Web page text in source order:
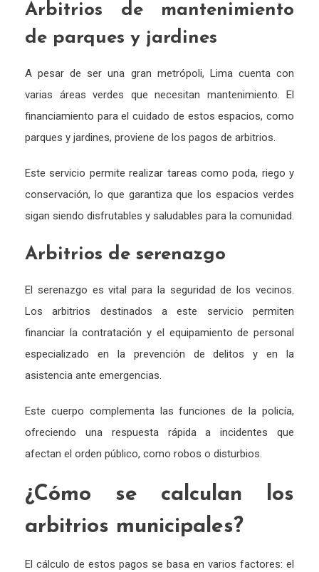
Arbitrios de mantenimiento
de parques y jardines
A pesar de ser una gran metrópoli, Lima cuenta con
varias áreas verdes que necesitan mantenimiento. El
financiamiento para el cuidado de estos espacios, como
parques y jardines, proviene de los pagos de arbitrios.
Este servicio permite realizar tareas como poda, riego y
conservación, lo que garantiza que los espacios verdes
sigan siendo disfrutables y saludables para la comunidad.
Arbitrios de serenazgo
El serenazgo es vital para la seguridad de los vecinos.
Los arbitrios destinados a este servicio permiten
financiar la contratación y el equipamiento de personal
especializado en la prevención de delitos y en la
asistencia ante emergencias.
Este cuerpo complementa las funciones de la policía,
ofreciendo una respuesta rápida a incidentes que
afectan el orden público, como robos o disturbios.
¿Cómo se calculan los
arbitrios municipales?
El cálculo de estos pagos se basa en varios factores: el